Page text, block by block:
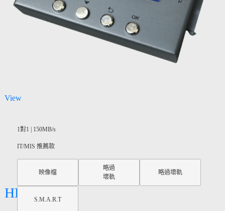
View
1對1 | 150MB/s
IT/MIS 推薦款
映像檔
略過
壞軌
略過壞軌
S.M.A.R.T
HD Pal